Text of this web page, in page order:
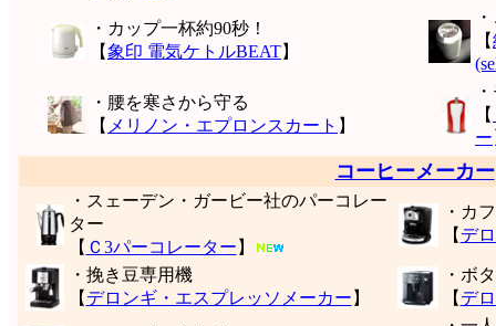
・カップ一杯約90秒！
【象印 電気ケトルBEAT】
【
・腰を寒さから守る
【 メリノン・エプロンスカート 】
【
ー
コーヒーメーカー
・スェーデン・ガービー社のパーコレー
ター
【 Ｃ3パーコレーター 】
・カ
【 デ
・挽き豆専用機
【 デロンギ・エスプレッソメーカー 】
・ボ
【 デ